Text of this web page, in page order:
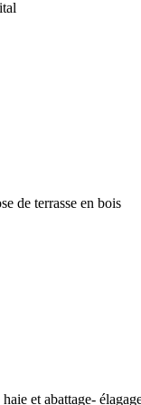
de terrasse en bois
et abattage-